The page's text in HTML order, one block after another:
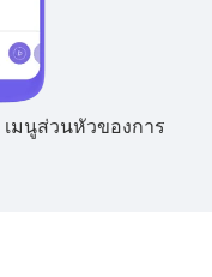
เมนูส่วนหัวของการ